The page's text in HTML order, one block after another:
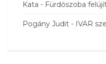
Kata - Fürdőszoba
Pogány Judit - IVAR